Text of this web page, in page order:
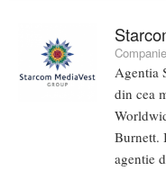
Agentia
din cea
Burnett.
agentie